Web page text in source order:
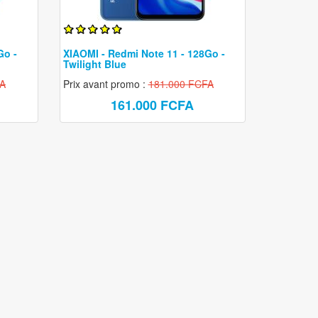
Rasoir électrique
Sèche cheveux
Lisseur
Epilateur
- XIAOMI - Redmi Note 11 - 128Go -
Twilight Blue
Prix avant promo :181.000 FCFA
161.000 FCFA